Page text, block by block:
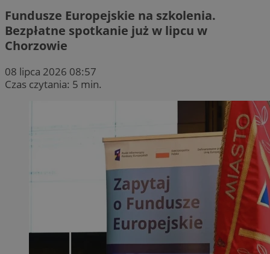
Fundusze Europejskie na szkolenia.
Bezpłatne spotkanie już w lipcu w
Chorzowie
08 lipca 2026 08:57
Czas czytania: 5 min.